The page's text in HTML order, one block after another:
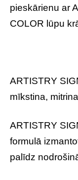
pieskārienu ar
COLOR lūpu
ARTISTRY
mīkstina,
ARTISTRY
formulā
palīdz